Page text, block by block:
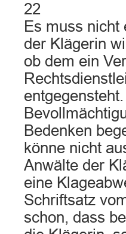
22
Es muss nicht
der Klägerin
ob dem ein
Bedenken
könne nicht
Anwälte der
eine
Schriftsatz
schon, dass